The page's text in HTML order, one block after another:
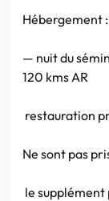
Hébergement :
— nuit du
120 kms AR
restauration
Ne sont pas
le supplément